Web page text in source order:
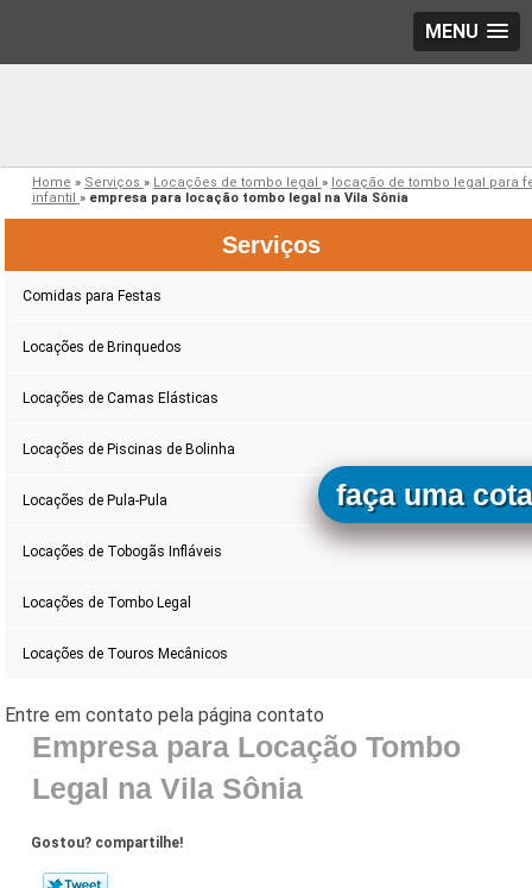
MENU
Home » Serviços » Locações de tombo legal » locação de tombo legal para
infantil » empresa para locação tombo legal na Vila Sônia
Serviços
Comidas para Festas
Locações de Brinquedos
Locações de Camas Elásticas
Locações de Piscinas de Bolinha
Locações de Pula-Pula
Locações de Tobogãs Infláveis
Locações de Tombo Legal
Locações de Touros Mecânicos
Empresa para Locação Tombo
Legal na Vila Sônia
Gostou? compartilhe!
faça uma